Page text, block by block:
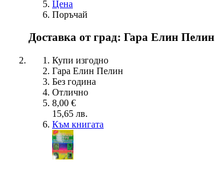
Цена
Поръчай
Доставка от град: Гара Елин Пелин
Купи изгодно
Гара Елин Пелин
Без година
Отлично
8,00 €
15,65 лв.
Към книгата